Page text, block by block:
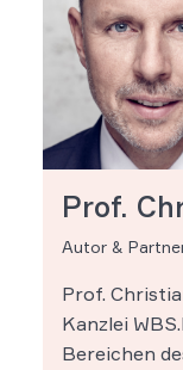
Prof.
Autor &
Prof.
Kanzlei
Bereichen